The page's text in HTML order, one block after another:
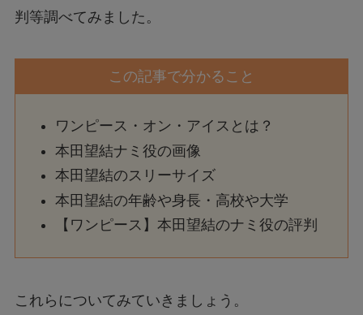
判等調べてみました。
この記事で分かること
ワンピース・オン・アイスとは？
本田望結ナミ役の画像
本田望結のスリーサイズ
本田望結の年齢や身長・高校や大学
【ワンピース】本田望結のナミ役の評判
これらについてみていきましょう。